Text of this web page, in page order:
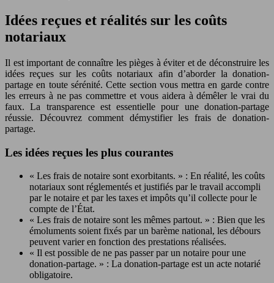
Idées reçues et réalités sur les coûts
notariaux
Il est important de connaître les pièges à éviter et de déconstruire les
idées reçues sur les coûts notariaux afin d’aborder la donation-
partage en toute sérénité. Cette section vous mettra en garde contre
les erreurs à ne pas commettre et vous aidera à démêler le vrai du
faux. La transparence est essentielle pour une donation-partage
réussie. Découvrez comment démystifier les frais de donation-
partage.
Les idées reçues les plus courantes
« Les frais de notaire sont exorbitants. » : En réalité, les coûts
notariaux sont réglementés et justifiés par le travail accompli
par le notaire et par les taxes et impôts qu’il collecte pour le
compte de l’État.
« Les frais de notaire sont les mêmes partout. » : Bien que les
émoluments soient fixés par un barème national, les débours
peuvent varier en fonction des prestations réalisées.
« Il est possible de ne pas passer par un notaire pour une
donation-partage. » : La donation-partage est un acte notarié
obligatoire.